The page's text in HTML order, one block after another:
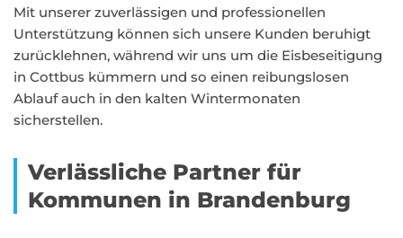
Mit unserer zuverlässigen und professionellen
Unterstützung können sich unsere Kunden beruhigt
zurücklehnen, während wir uns um die Eisbeseitigung
in Cottbus kümmern und so einen reibungslosen
Ablauf auch in den kalten Wintermonaten
sicherstellen.
Verlässliche Partner für
Kommunen in Brandenburg